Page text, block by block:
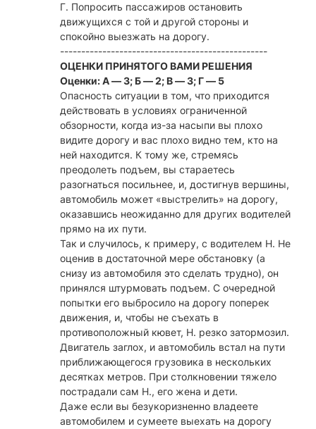
Г. Попросить пассажиров остановить
движущихся с той и другой стороны и
спокойно выезжать на дорогу.
-------------------------------------------------
ОЦЕНКИ ПРИНЯТОГО ВАМИ РЕШЕНИЯ
Оценки: А — 3; Б — 2; В — 3; Г — 5
Опасность ситуации в том, что приходится
действовать в условиях ограниченной
обзорности, когда из-за насыпи вы плохо
видите дорогу и вас плохо видно тем, кто на
ней находится. К тому же, стремясь
преодолеть подъем, вы стараетесь
разогнаться посильнее, и, достигнув вершины,
автомобиль может «выстрелить» на дорогу,
оказавшись неожиданно для других водителей
прямо на их пути.
Так и случилось, к примеру, с водителем Н. Не
оценив в достаточной мере обстановку (а
снизу из автомобиля это сделать трудно), он
принялся штурмовать подъем. С очередной
попытки его выбросило на дорогу поперек
движения, и, чтобы не съехать в
противоположный кювет, Н. резко затормозил.
Двигатель заглох, и автомобиль встал на пути
приближающегося грузовика в нескольких
десятках метров. При столкновении тяжело
пострадали сам Н., его жена и дети.
Даже если вы безукоризненно владеете
автомобилем и сумеете выехать на дорогу